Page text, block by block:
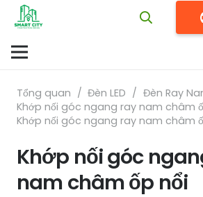
Tổng quan / Đèn LED / Đèn Ray
Khớp nối góc ngang ray nam châm
Khớp nối góc ngang ray nam châm
Khớp nối góc
nam châm ốp nổi